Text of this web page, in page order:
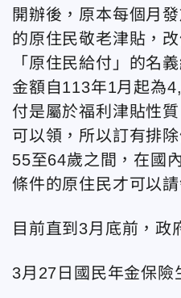
開辦後，原本每個月
的原住民敬老津貼，
「原住民給付」的名
金額自113年1月起為
付是屬於福利津貼性
可以領，所以訂有排
55至64歲之間，在國
條件的原住民才可以請
目前直到3月底前，政
3月27日國民年金保險